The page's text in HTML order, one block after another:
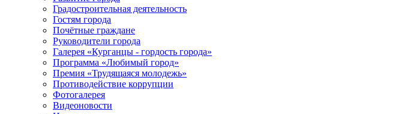
Градостроительная деятельность
Гостям города
Почётные граждане
Руководители города
Галерея «Курганцы - гордость города»
Программа «Любимый город»
Премия «Трудящаяся молодежь»
Противодействие коррупции
Фотогалерея
Видеоновости